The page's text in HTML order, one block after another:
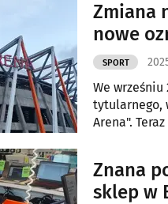
Zmiana
nowe
SPORT
We wrześniu
tytularnego,
Arena".
Znana
sklep w